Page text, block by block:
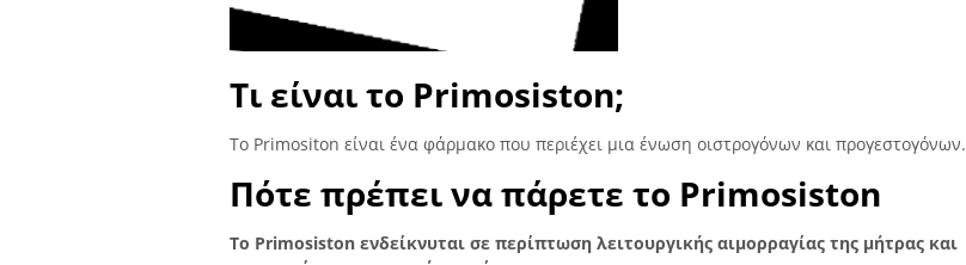
Τι είναι το Primosiston;
Το Primositon είναι ένα φάρμακο που περιέχει μια ένωση οιστρογόνων και προγεστογόνων.
Πότε πρέπει να πάρετε το Primosiston
Το Primosiston ενδείκνυται σε περίπτωση λειτουργικής αιμορραγίας της μήτρας και